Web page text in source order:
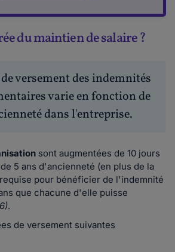
du maintien de salaire ?
versement des indemnités
varie en fonction de
dans l'entreprise.
sont augmentées de 10 jours
5 ans d'ancienneté (en plus de la
pour bénéficier de l'indemnité
que chacune d'elle puisse
.
de versement suivantes